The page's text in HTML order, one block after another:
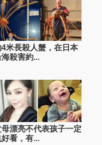
4米長殺人蟹，在日本
海殺害約...
母漂亮不代表孩子一定
好看，有...